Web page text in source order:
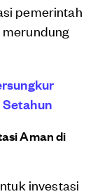
pemerintah
Aman di
investasi